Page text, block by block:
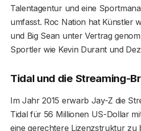
Talentagentur und eine
umfasst. Roc Nation hat Künstler
und Big Sean unter Vertrag
Sportler wie Kevin Durant und
Tidal und die Streaming-
Im Jahr 2015 erwarb Jay-Z die
Tidal für 56 Millionen US-Dollar
eine gerechtere Lizenzstruktur zu